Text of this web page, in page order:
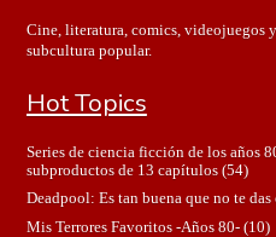
Cine, literatura, comics, videojuegos
subcultura popular.
Hot Topics
Series de ciencia ficción de los años
subproductos de 13 capítulos(54)
Deadpool: Es tan buena que no te
Mis Terrores Favoritos -Años 80-(10)